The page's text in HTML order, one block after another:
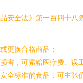
安全法》第一百四十八
更换合格商品；
害，可索赔医疗费、误
全标准的食品，可主张